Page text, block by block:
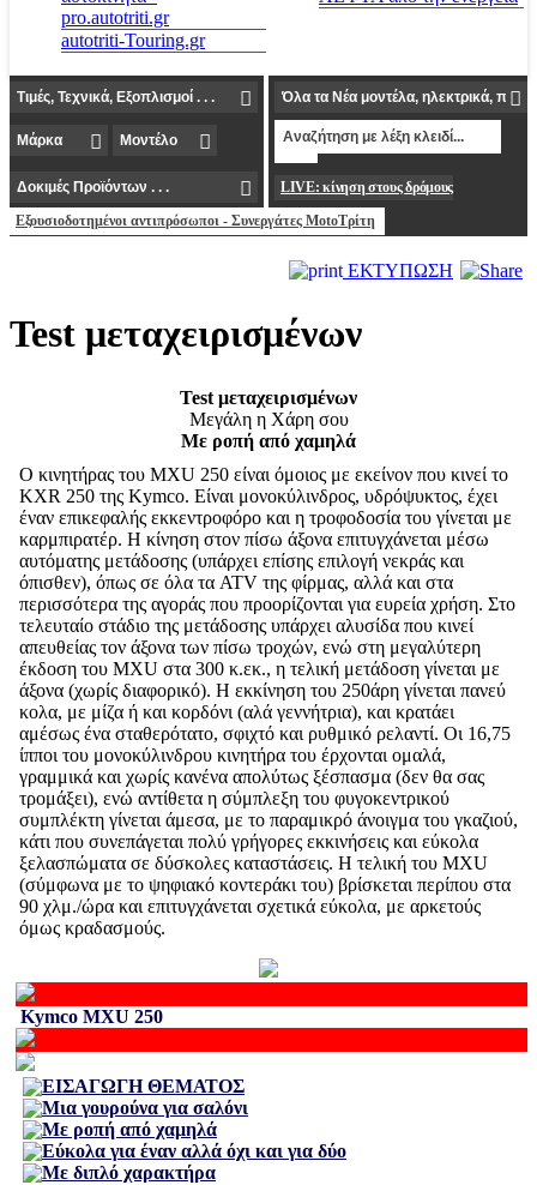
pro.autotriti.gr
autotriti-Touring.gr
LIVE: κίνηση στους δρόμους
Εξουσιοδοτημένοι αντιπρόσωποι - Συνεργάτες MotoΤρίτη
ΕΚΤΥΠΩΣΗ
Test μεταχειρισμένων
Test μεταχειρισμένων
Μεγάλη η Χάρη σου
Με ροπή από χαμηλά
Ο κινητήρας του MXU 250 είναι όμοιος με εκείνον που κινεί το
KXR 250 της Kymco. Είναι μονοκύλινδρος, υδρόψυκτος, έχει
έναν επικεφαλής εκκεντροφόρο και η τροφοδοσία του γίνεται με
καρμπιρατέρ. Η κίνηση στον πίσω άξονα επιτυγχάνεται μέσω
αυτόματης μετάδοσης (υπάρχει επίσης επιλογή νεκράς και
όπισθεν), όπως σε όλα τα ATV της φίρμας, αλλά και στα
περισσότερα της αγοράς που προορίζονται για ευρεία χρήση. Στο
τελευταίο στάδιο της μετάδοσης υπάρχει αλυσίδα που κινεί
απευθείας τον άξονα των πίσω τροχών, ενώ στη μεγαλύτερη
έκδοση του MXU στα 300 κ.εκ., η τελική μετάδοση γίνεται με
άξονα (χωρίς διαφορικό). Η εκκίνηση του 250άρη γίνεται πανεύ
κολα, με μίζα ή και κορδόνι (αλά γεννήτρια), και κρατάει
αμέσως ένα σταθερότατο, σφιχτό και ρυθμικό ρελαντί. Οι 16,75
ίπποι του μονοκύλινδρου κινητήρα του έρχονται ομαλά,
γραμμικά και χωρίς κανένα απολύτως ξέσπασμα (δεν θα σας
τρομάξει), ενώ αντίθετα η σύμπλεξη του φυγοκεντρικού
συμπλέκτη γίνεται άμεσα, με το παραμικρό άνοιγμα του γκαζιού,
κάτι που συνεπάγεται πολύ γρήγορες εκκινήσεις και εύκολα
ξελασπώματα σε δύσκολες καταστάσεις. Η τελική του MXU
(σύμφωνα με το ψηφιακό κοντεράκι του) βρίσκεται περίπου στα
90 χλμ./ώρα και επιτυγχάνεται σχετικά εύκολα, με αρκετούς
όμως κραδασμούς.
Kymco MXU 250
ΕΙΣΑΓΩΓΗ ΘΕΜΑΤΟΣ
Μια γουρούνα για σαλόνι
Με ροπή από χαμηλά
Εύκολα για έναν αλλά όχι και για δύο
Με διπλό χαρακτήρα